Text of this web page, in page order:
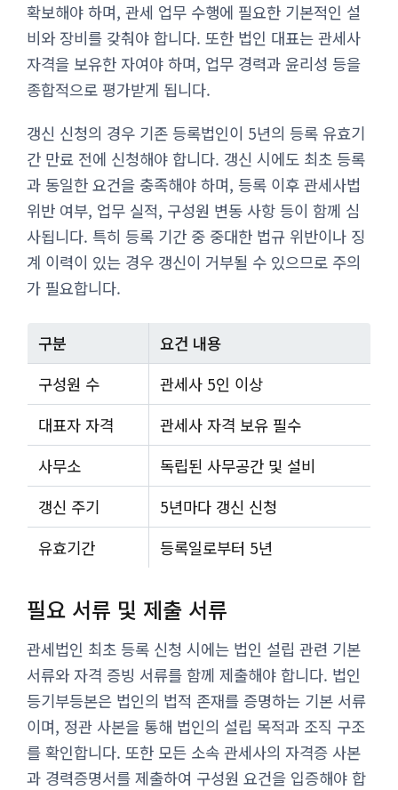
확보해야 하며, 관세 업무 수행에 필요한 기본적인 설
비와 장비를 갖춰야 합니다. 또한 법인 대표는 관세사
자격을 보유한 자여야 하며, 업무 경력과 윤리성 등을
종합적으로 평가받게 됩니다.
갱신 신청의 경우 기존 등록법인이 5년의 등록 유효기
간 만료 전에 신청해야 합니다. 갱신 시에도 최초 등록
과 동일한 요건을 충족해야 하며, 등록 이후 관세사법
위반 여부, 업무 실적, 구성원 변동 사항 등이 함께 심
사됩니다. 특히 등록 기간 중 중대한 법규 위반이나 징
계 이력이 있는 경우 갱신이 거부될 수 있으므로 주의
가 필요합니다.
구분
요건 내용
구성원 수
관세사 5인 이상
대표자 자격
관세사 자격 보유 필수
사무소
독립된 사무공간 및 설비
갱신 주기
5년마다 갱신 신청
유효기간
등록일로부터 5년
필요 서류 및 제출 서류
관세법인 최초 등록 신청 시에는 법인 설립 관련 기본
서류와 자격 증빙 서류를 함께 제출해야 합니다. 법인
등기부등본은 법인의 법적 존재를 증명하는 기본 서류
이며, 정관 사본을 통해 법인의 설립 목적과 조직 구조
를 확인합니다. 또한 모든 소속 관세사의 자격증 사본
과 경력증명서를 제출하여 구성원 요건을 입증해야 합